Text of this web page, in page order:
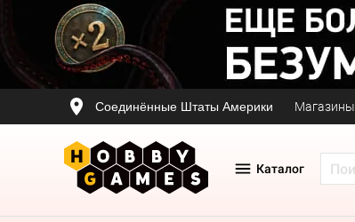
Соединённые Штаты Америки Магазины
Каталог